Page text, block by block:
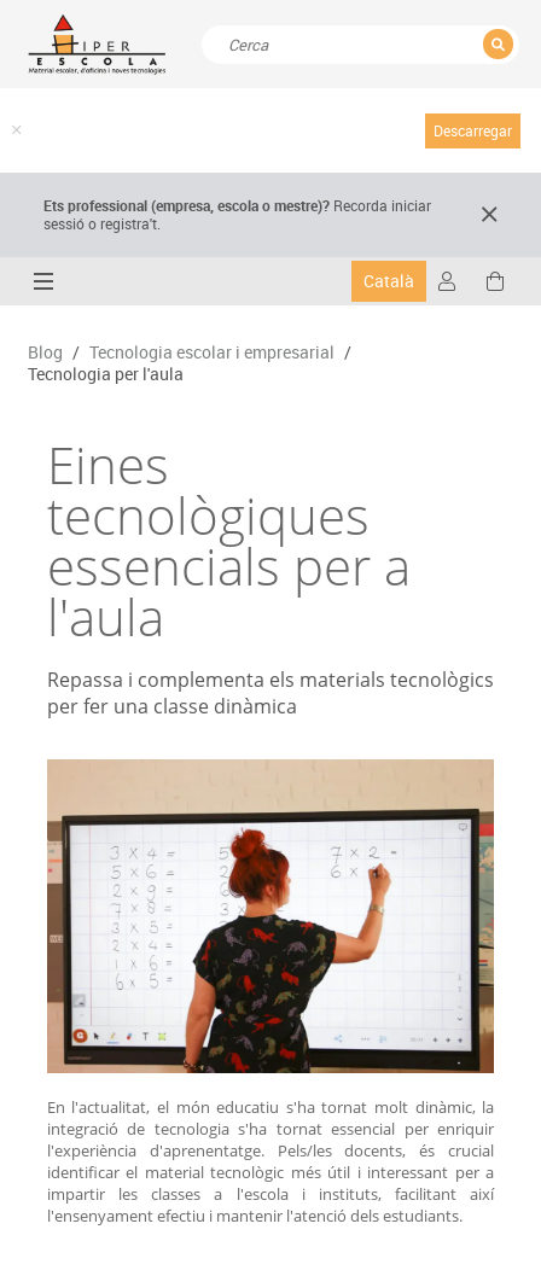
Descarregar
Ets professional (empresa,escola o mestre)? Recorda iniciar
sessió o registra't.
Català
Blog / Tecnologia escolar i empresarial /
Tecnologia per l'aula
Eines
tecnològiques
essencials per a
l'aula
Repassa i complementa els materials tecnològics
per fer una classe dinàmica
En l'actualitat, el món educatiu s'ha tornat molt dinàmic, la
integració de tecnologia s'ha tornat essencial per enriquir
l'experiència d'aprenentatge. Pels/les docents, és crucial
identificar el material tecnològic més útil i interessant per a
impartir les classes a l'escola i instituts, facilitant així
l'ensenyament efectiu i mantenir l'atenció dels estudiants.